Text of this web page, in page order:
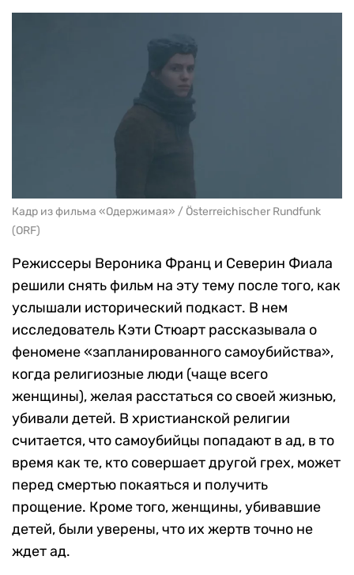
Кадр из фильма «Одержимая» / Österreichischer Rundfunk
(ORF)
Режиссеры Вероника Франц и Северин Фиала
решили снять фильм на эту тему после того, как
услышали исторический подкаст. В нем
исследователь Кэти Стюарт рассказывала о
феномене «запланированного самоубийства»,
когда религиозные люди (чаще всего
женщины), желая расстаться со своей жизнью,
убивали детей. В христианской религии
считается, что самоубийцы попадают в ад, в то
время как те, кто совершает другой грех, может
перед смертью покаяться и получить
прощение. Кроме того, женщины, убивавшие
детей, были уверены, что их жертв точно не
ждет ад.